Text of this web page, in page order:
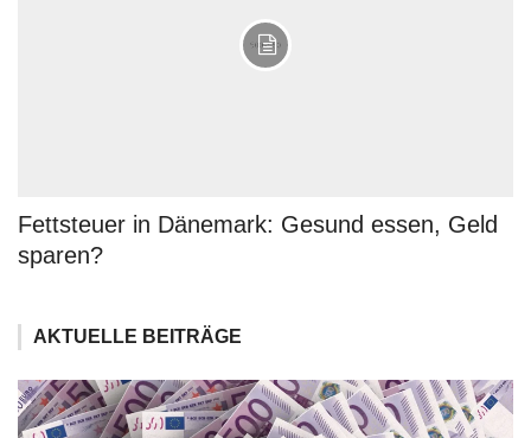
Fettsteuer in Dänemark: Gesund essen, Geld
sparen?
AKTUELLE BEITRÄGE